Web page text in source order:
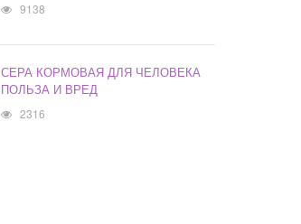
9138
СЕРА КОРМОВАЯ ДЛЯ ЧЕЛОВЕКА
ПОЛЬЗА И ВРЕД
2316